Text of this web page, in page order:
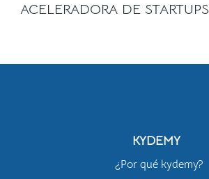
ACELERADORA DE STARTUPS
KYDEMY
¿Por qué kydemy?